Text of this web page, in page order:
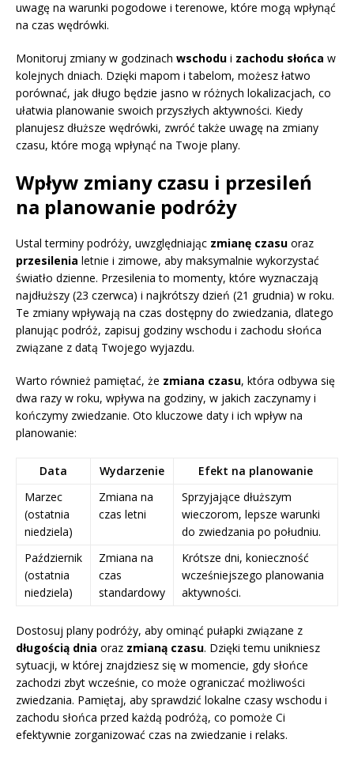
uwagę na warunki pogodowe i terenowe, które mogą wpłynąć
na czas wędrówki.
Monitoruj zmiany w godzinach wschodu i zachodu słońca w
kolejnych dniach. Dzięki mapom i tabelom, możesz łatwo
porównać, jak długo będzie jasno w różnych lokalizacjach, co
ułatwia planowanie swoich przyszłych aktywności. Kiedy
planujesz dłuższe wędrówki, zwróć także uwagę na zmiany
czasu, które mogą wpłynąć na Twoje plany.
Wpływ zmiany czasu i przesileń
na planowanie podróży
Ustal terminy podróży, uwzględniając zmianę czasu oraz
przesilenia letnie i zimowe, aby maksymalnie wykorzystać
światło dzienne. Przesilenia to momenty, które wyznaczają
najdłuższy (23 czerwca) i najkrótszy dzień (21 grudnia) w roku.
Te zmiany wpływają na czas dostępny do zwiedzania, dlatego
planując podróż, zapisuj godziny wschodu i zachodu słońca
związane z datą Twojego wyjazdu.
Warto również pamiętać, że zmiana czasu, która odbywa się
dwa razy w roku, wpływa na godziny, w jakich zaczynamy i
kończymy zwiedzanie. Oto kluczowe daty i ich wpływ na
planowanie:
Data Wydarzenie
Efekt na planowanie
Marzec
(ostatnia
niedziela)
Zmiana na
czas letni
Sprzyjające dłuższym
wieczorom, lepsze warunki
do zwiedzania po południu.
Październik
(ostatnia
niedziela)
Zmiana na
czas
standardowy
Krótsze dni, konieczność
wcześniejszego planowania
aktywności.
Dostosuj plany podróży, aby ominąć pułapki związane z
długością dnia oraz zmianą czasu. Dzięki temu unikniesz
sytuacji, w której znajdziesz się w momencie, gdy słońce
zachodzi zbyt wcześnie, co może ograniczać możliwości
zwiedzania. Pamiętaj, aby sprawdzić lokalne czasy wschodu i
zachodu słońca przed każdą podróżą, co pomoże Ci
efektywnie zorganizować czas na zwiedzanie i relaks.